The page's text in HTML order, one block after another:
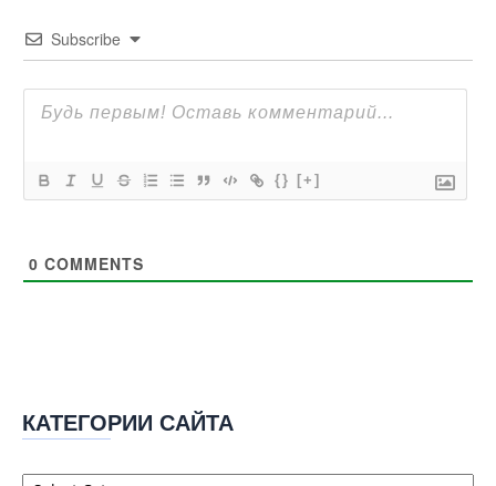
Subscribe
{} [+]
0 COMMENTS
КАТЕГОРИИ САЙТА
Категории